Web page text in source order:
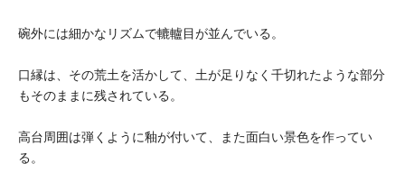
碗外には細かなリズムで轆轤目が並んでいる。
口縁は、その荒土を活かして、土が足りなく千切れたような部分
もそのままに残されている。
高台周囲は弾くように釉が付いて、また面白い景色を作ってい
る。